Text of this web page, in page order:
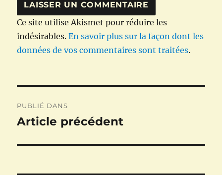
Ce site utilise Akismet pour réduire les
indésirables.En savoir plus sur la façon dont les
données de vos commentaires sont traitées.
de
PUBLIÉ DANS
Article précédent